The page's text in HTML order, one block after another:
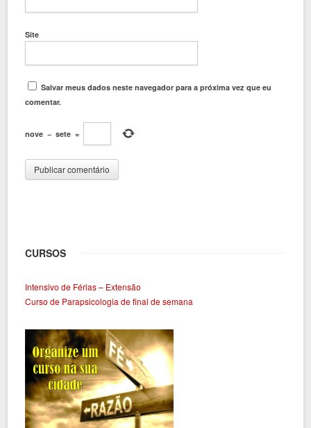
Site
Salvar meus dados neste navegador para a próxima vez que eu
comentar.
nove − sete =
CURSOS
Intensivo de Férias – Extensão
Curso de Parapsicologia de final de semana